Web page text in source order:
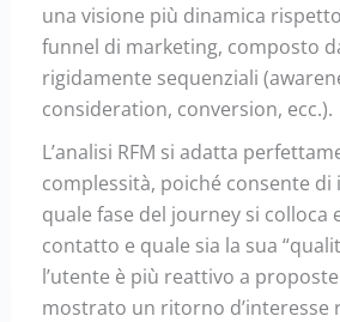
una visione più dinamica
funnel di marketing, composto
rigidamente sequenziali
consideration, conversion, ecc.).
L’analisi RFM si adatta
complessità, poiché consente di
quale fase del journey si colloca
contatto e quale sia la sua
l’utente è più reattivo a
mostrato un ritorno d’interesse